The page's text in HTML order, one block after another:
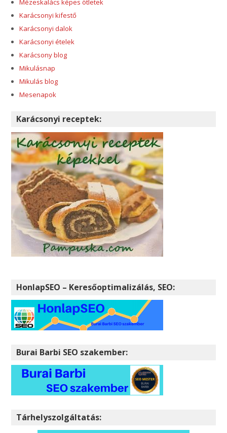
Karácsonyi kifestő
Karácsonyi dalok
Karácsonyi ételek
Karácsony blog
Mikulásnap
Mikulás blog
Mesenapok
Karácsonyi receptek:
HonlapSEO – Keresőoptimalizálás, SEO:
Burai Barbi SEO szakember:
Tárhelyszolgáltatás: